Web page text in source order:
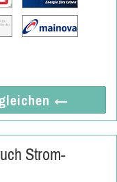
←
Strom-